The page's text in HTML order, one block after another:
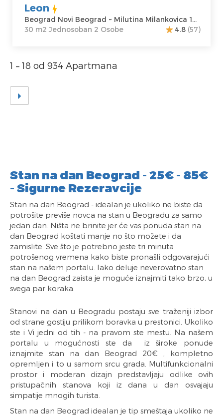
Leon
Beograd Novi Beograd ~ Milutina Milankovica 122
30 m2 Jednosoban 2 Osobe
4.8 (57)
1 – 18 od 934 Apartmana
Stan na dan Beograd - 25€ - 85€
- Sigurne Rezeravcije
Stan na dan Beograd - idealan je ukoliko ne biste da
potrošite previše novca na stan u Beogradu za samo
jedan dan. Ništa ne brinite jer će vas ponuda stan na
dan Beograd koštati manje no što možete i da
zamislite. Sve što je potrebno jeste tri minuta
potrošenog vremena kako biste pronašli odgovarajući
stan na našem portalu. Iako deluje neverovatno stan
na dan Beograd zaista je moguće iznajmiti tako brzo, u
svega par koraka.
Stanovi na dan u Beogradu postaju sve traženiji izbor
od strane gostiju prilikom boravka u prestonici. Ukoliko
ste i Vi jedni od tih - na pravom ste mestu. Na našem
portalu u mogućnosti ste da iz široke ponude
iznajmite stan na dan Beograd 20€ , kompletno
opremljen i to u samom srcu grada. Multifunkcionalni
prostor i moderan dizajn predstavljaju odlike ovih
pristupačnih stanova koji iz dana u dan osvajaju
simpatije mnogih turista.
Stan na dan Beograd idealan je tip smeštaja ukoliko ne